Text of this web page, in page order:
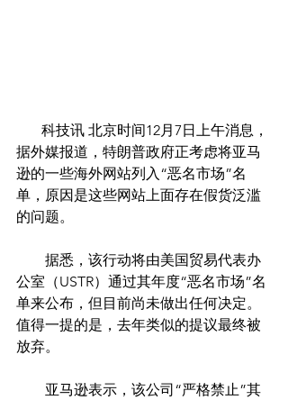
据外媒报道，特朗普政府正考虑将亚马
逊的一些海外网站列入“恶名市场”名
单，原因是这些网站上面存在假货泛滥
的问题。
据悉，该行动将由美国贸易代表办
公室（USTR）通过其年度“恶名市场”名
单来公布，但目前尚未做出任何决定。
值得一提的是，去年类似的提议最终被
放弃。
亚马逊表示，该公司“严格禁止”其